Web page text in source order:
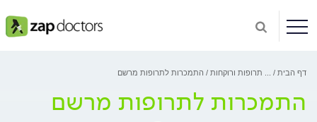
דף הבית תרופות ורוקחות התמכרות לתרופות מרשם
התמכרות לתרופות מרשם